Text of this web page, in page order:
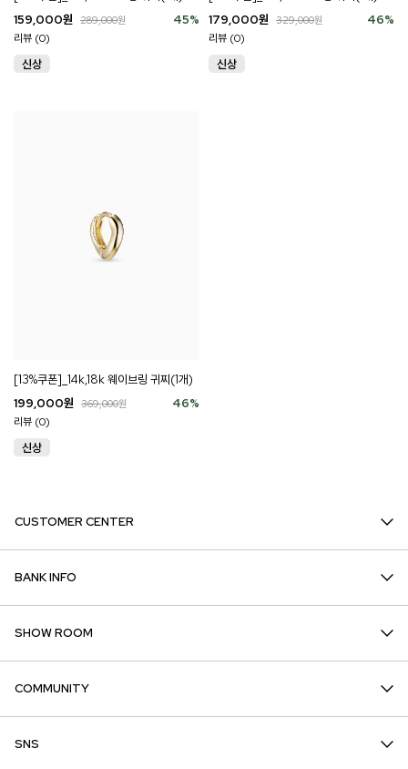
45%
159,000원 289,000원
리뷰 (0)
46%
179,000원 329,000원
리뷰 (0)
[13%쿠폰]_14k,18k 웨이브링 귀찌(1개)
46%
199,000원 369,000원
리뷰 (0)
CUSTOMER CENTER
BANK INFO
SHOW ROOM
COMMUNITY
SNS